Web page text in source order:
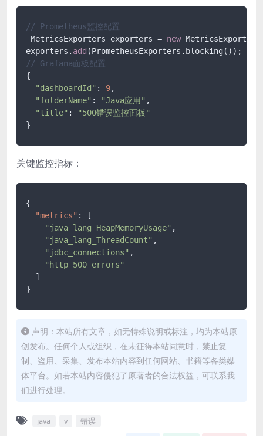
// Prometheus监控配置
MetricsExporters exporters = new
exporters. add
// Grafana面板配置
{
"dashboardId" : 9,
"folderName" : "Java应用" ,
"title" :
"500错误监控面板"
}
关键监控指标：
{
"metrics" :
[
"java_lang_HeapMemoryUsage" ,
"java_lang_ThreadCount" ,
"jdbc_connections" ,
"http_500_errors"
]
}
声明：本站所有文章，如无特殊说明或标注，均为本站原
创发布。任何个人或组织，在未征得本站同意时，禁止复
制、盗用、采集、发布本站内容到任何网站、书籍等各类媒
体平台。如若本站内容侵犯了原著者的合法权益，可联系我
们进行处理。
java v 错误